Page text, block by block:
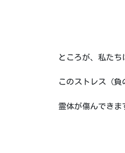
ところが、私た
このストレス（
霊体が傷んできま